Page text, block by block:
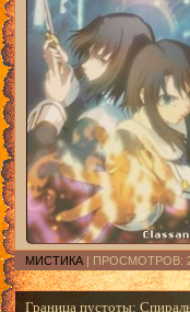
МИСТИКА | ПРОСМОТРОВ:
Граница пустоты: